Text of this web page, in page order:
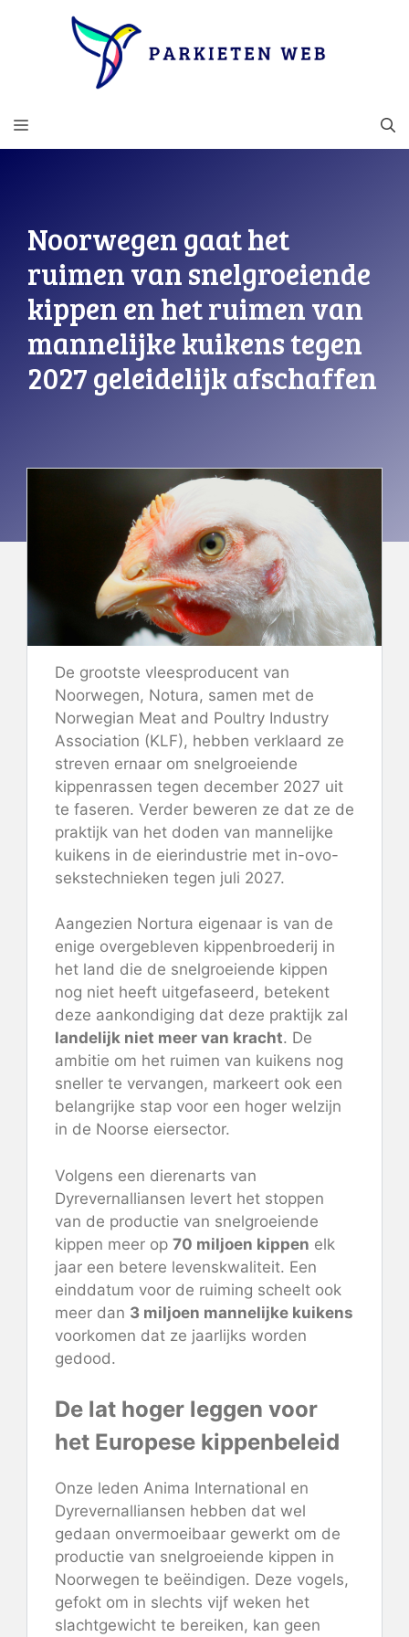
MENU
Noorwegen gaat het
ruimen van snelgroeiende
kippen en het ruimen van
mannelijke kuikens tegen
2027 geleidelijk afschaffen
De grootste vleesproducent van
Noorwegen, Notura, samen met de
Norwegian Meat and Poultry Industry
Association (KLF), hebben verklaard ze
streven ernaar om snelgroeiende
kippenrassen tegen december 2027 uit
te faseren. Verder beweren ze dat ze de
praktijk van het doden van mannelijke
kuikens in de eierindustrie met in-ovo-
sekstechnieken tegen juli 2027.
Aangezien Nortura eigenaar is van de
enige overgebleven kippenbroederij in
het land die de snelgroeiende kippen
nog niet heeft uitgefaseerd, betekent
deze aankondiging dat deze praktijk zal
landelijk niet meer van kracht. De
ambitie om het ruimen van kuikens nog
sneller te vervangen, markeert ook een
belangrijke stap voor een hoger welzijn
in de Noorse eiersector.
Volgens een dierenarts van
Dyrevernalliansen levert het stoppen
van de productie van snelgroeiende
kippen meer op 70 miljoen kippen elk
jaar een betere levenskwaliteit. Een
einddatum voor de ruiming scheelt ook
meer dan 3 miljoen mannelijke kuikens
voorkomen dat ze jaarlijks worden
gedood.
De lat hoger leggen voor
het Europese kippenbeleid
Onze leden Anima International en
Dyrevernalliansen hebben dat wel
gedaan onvermoeibaar gewerkt om de
productie van snelgroeiende kippen in
Noorwegen te beëindigen. Deze vogels,
gefokt om in slechts vijf weken het
slachtgewicht te bereiken, kan geen